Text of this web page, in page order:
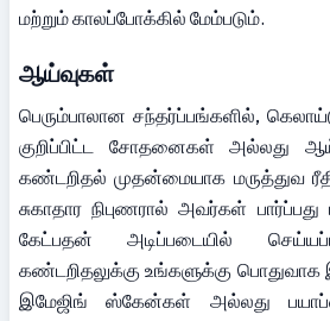
மற்றும் காலப்போக்கில் மேம்படும்.
ஆய்வுகள்
பெரும்பாலான சந்தர்ப்பங்களில்,
குறிப்பிட்ட சோதனைகள் அல்லது
கண்டறிதல் முதன்மையாக மருத்துவ
சுகாதார நிபுணரால் அவர்கள் பார்ப்பது
கேட்பதன் அடிப்படையில்
கண்டறிதலுக்கு உங்களுக்கு
இமேஜிங் ஸ்கேன்கள் அல்லது